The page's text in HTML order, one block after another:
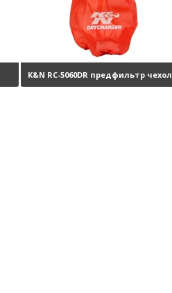
K&N RC-5060DR предфильтр чехол